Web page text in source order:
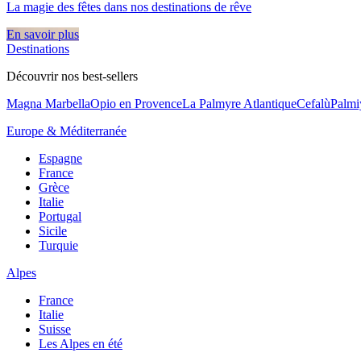
La magie des fêtes dans nos destinations de rêve​
En savoir plus
Destinations
Découvrir nos best-sellers
Magna MarbellaOpio en ProvenceLa Palmyre AtlantiqueCefalù
Europe & Méditerranée
Espagne
France
Grèce
Italie
Portugal
Sicile
Turquie
Alpes
France
Italie
Suisse
Les Alpes en été